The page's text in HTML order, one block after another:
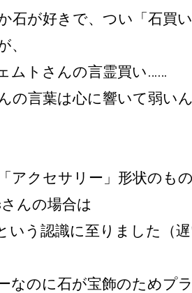
石が好きで、つい「石買
、
ムトさんの言霊買い……
の言葉は心に響いて弱い
アクセサリー」形状のも
んの場合は
いう認識に至りました（
なのに石が宝飾のためプ